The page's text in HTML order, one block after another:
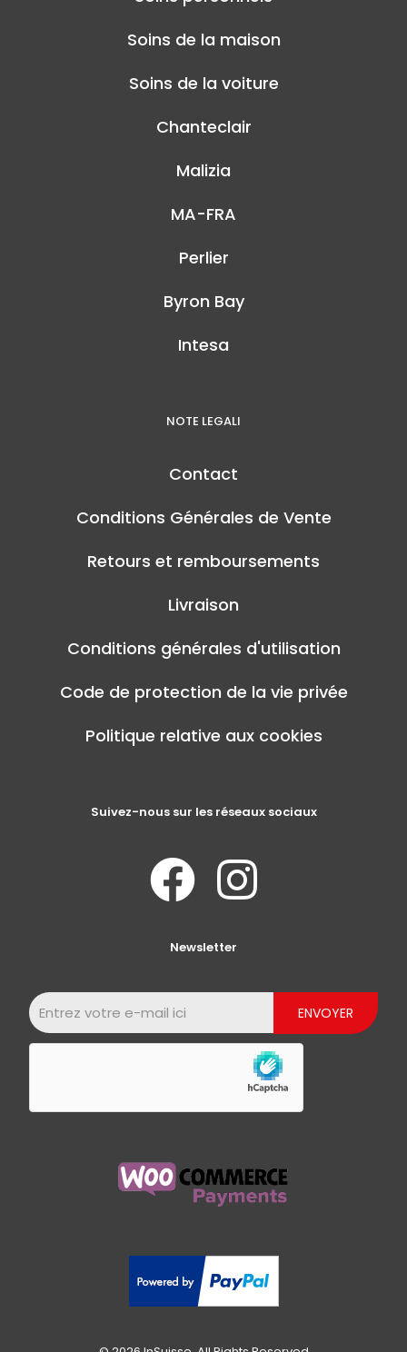
Soins de la maison
Soins de la voiture
Chanteclair
Malizia
MA-FRA
Perlier
Byron Bay
Intesa
NOTE LEGALI
Contact
Conditions Générales de Vente
Retours et remboursements
Livraison
Conditions générales d'utilisation
Code de protection de la vie privée
Politique relative aux cookies
Suivez-nous sur les réseaux sociaux
Newsletter